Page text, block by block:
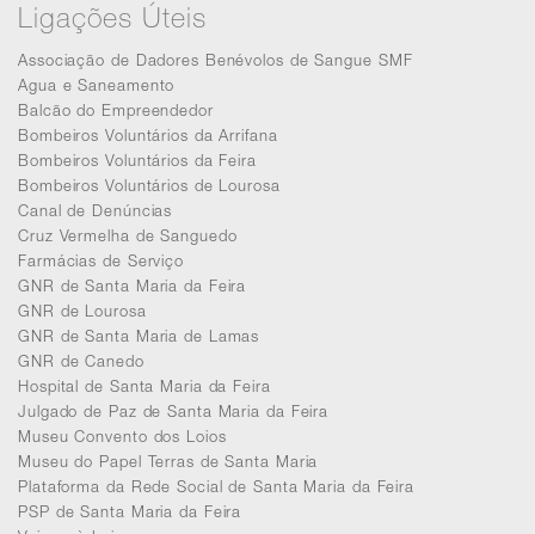
Ligações Úteis
Associação de Dadores Benévolos de Sangue SMF
Agua e Saneamento
Balcão do Empreendedor
Bombeiros Voluntários da Arrifana
Bombeiros Voluntários da Feira
Bombeiros Voluntários de Lourosa
Canal de Denúncias
Cruz Vermelha de Sanguedo
Farmácias de Serviço
GNR de Santa Maria da Feira
GNR de Lourosa
GNR de Santa Maria de Lamas
GNR de Canedo
Hospital de Santa Maria da Feira
Julgado de Paz de Santa Maria da Feira
Museu Convento dos Loios
Museu do Papel Terras de Santa Maria
Plataforma da Rede Social de Santa Maria da Feira
PSP de Santa Maria da Feira